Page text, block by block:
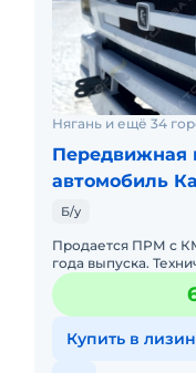
Нягань и ещё 34
Передвижная
автомобиль
Б/у
Продается ПРМ с
года выпуска.
готово к
регламента. В
Купить в